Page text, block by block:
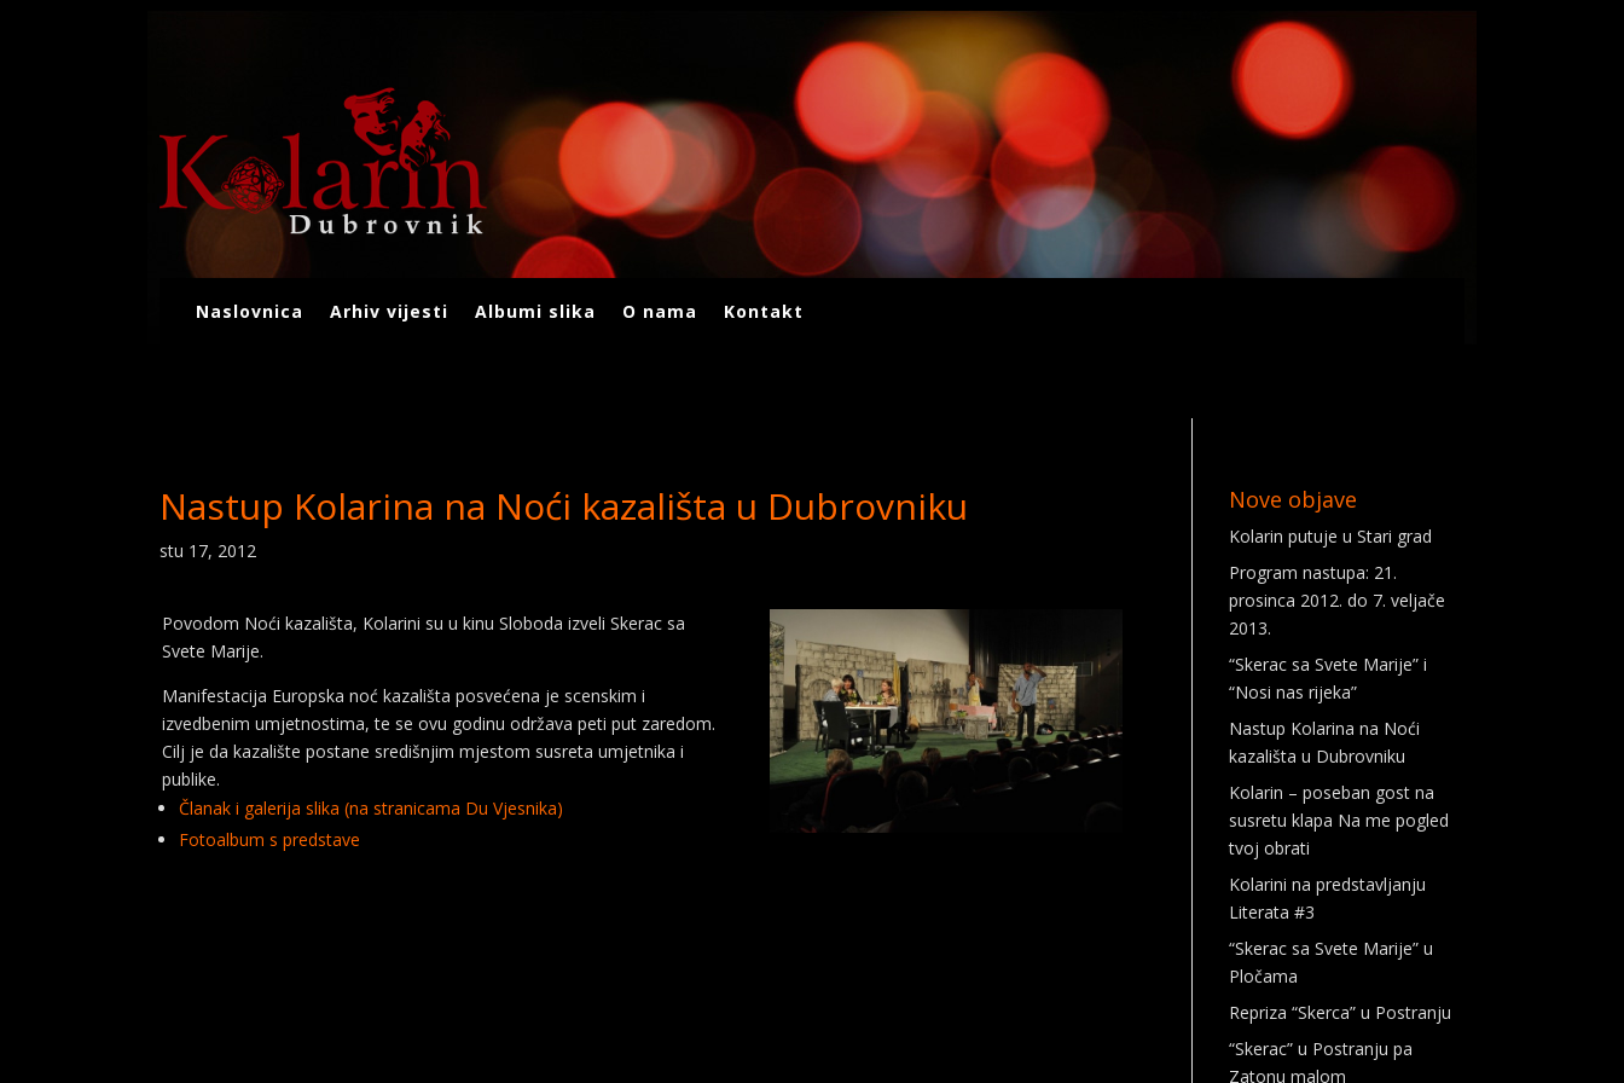
Naslovnica Arhiv vijesti Albumi slika O nama Kontakt
Nastup Kolarina na Noći kazališta u Dubrovniku
stu 17, 2012
Povodom Noći kazališta, Kolarini su u kinu Sloboda izveli Skerac sa
Svete Marije.
Manifestacija Europska noć kazališta posvećena je scenskim i
izvedbenim umjetnostima, te se ovu godinu održava peti put zaredom.
Cilj je da kazalište postane središnjim mjestom susreta umjetnika i
publike.
Članak i galerija slika (na stranicama Du Vjesnika)
Fotoalbum s predstave
Nove objave
Kolarin putuje u Stari grad
Program nastupa: 21.
prosinca 2012. do 7. veljače
2013.
“Skerac sa Svete Marije” i
“Nosi nas rijeka”
Nastup Kolarina na Noći
kazališta u Dubrovniku
Kolarin – poseban gost na
susretu klapa Na me pogled
tvoj obrati
Kolarini na predstavljanju
Literata #3
“Skerac sa Svete Marije” u
Pločama
Repriza “Skerca” u Postranju
“Skerac” u Postranju pa
Zatonu malom